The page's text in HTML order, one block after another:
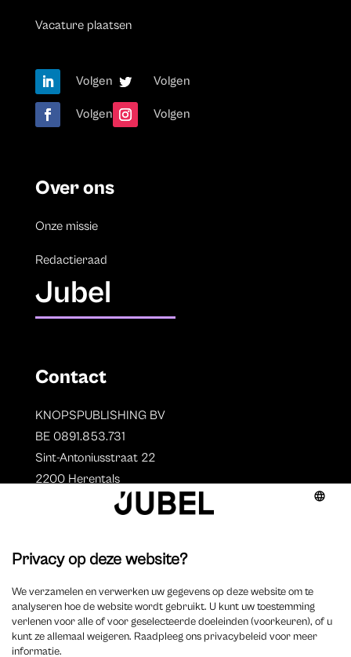
Vacature plaatsen
Volgen Volgen
Volgen Volgen
Over ons
Onze missie
Redactieraad
Jubel
Contact
KNOPSPUBLISHING BV
BE 0891.853.731
Sint-Antoniusstraat 22
2200 Herentals
Auteurs
Overzicht auteurs
Auteur worden?